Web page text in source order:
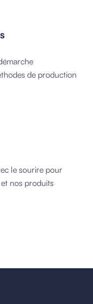
de production
le sourire pour
nos produits